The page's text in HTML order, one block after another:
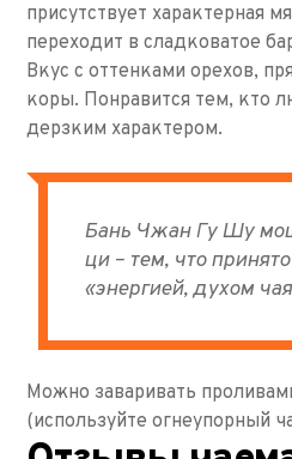
присутствует характерная
переходит в сладковатое
Вкус с оттенками орехов,
коры. Понравится тем, кто
дерзким характером.
Бань Чжан Гу Шу
ци – тем, что
«энергией, духом
Можно заваривать
(используйте огнеупорный